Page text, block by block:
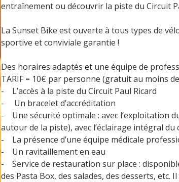
entraînement ou découvrir la piste du Circuit
La Sunset Bike est ouverte à tous types de
sportive et conviviale garantie !
Des horaires adaptés et une équipe de
TARIF = 10€ par personne (gratuit au moins
- L’accès à la piste du Circuit Paul Ricard
- Un bracelet d’accréditation
- Une sécurité optimale : avec l’exploitation
autour de la piste), avec l’éclairage intégral du
- La présence d’une équipe médicale
- Un ravitaillement en eau
- Service de restauration sur place :
des Pasta Box, des salades, des desserts,